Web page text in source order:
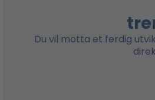
Du vil motta et ferdig